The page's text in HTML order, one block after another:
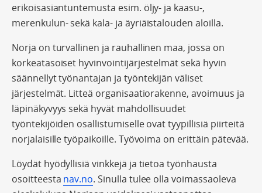
erikoisasiantuntemusta esim. öljy- ja kaasu-,
merenkulun- sekä kala- ja äyriäistalouden aloilla.
Norja on turvallinen ja rauhallinen maa, jossa on
korkeatasoiset hyvinvointijärjestelmät sekä hyvin
säännellyt työnantajan ja työntekijän väliset
järjestelmät. Litteä organisaatiorakenne, avoimuus ja
läpinäkyvyys sekä hyvät mahdollisuudet
työntekijöiden osallistumiselle ovat tyypillisiä piirteitä
norjalaisille työpaikoille. Työvoima on erittäin pätevää.
Löydät hyödyllisiä vinkkejä ja tietoa työnhausta
osoitteesta nav.no. Sinulla tulee olla voimassaoleva